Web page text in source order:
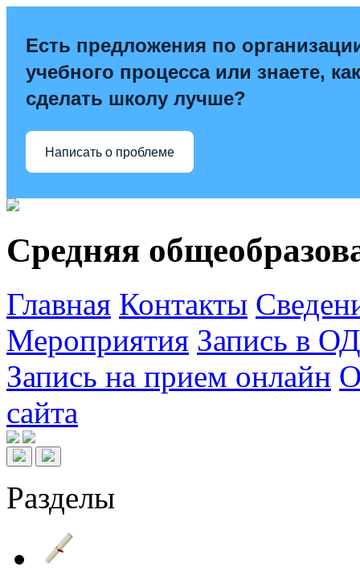
Есть предложения по
учебного процесса или знаете, как
сделать школу лучше?
Написать о проблеме
Средняя
Главная Контакты
Мероприятия Запись в
Запись на прием онлайн
сайта
Разделы